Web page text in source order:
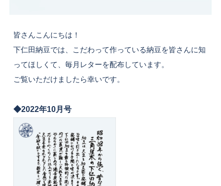
皆さんこんにちは！
下仁田納豆では、こだわって作っている納豆を皆さんに知
ってほしくて、毎月レターを配布しています。
ご覧いただけましたら幸いです。
◆2022年10月号